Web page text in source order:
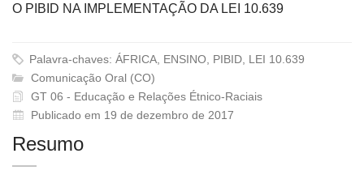
O PIBID NA IMPLEMENTAÇÃO DA LEI 10.639
Palavra-chaves: ÁFRICA, ENSINO, PIBID, LEI 10.639
Comunicação Oral (CO)
GT 06 - Educação e Relações Étnico-Raciais
Publicado em 19 de dezembro de 2017
Resumo